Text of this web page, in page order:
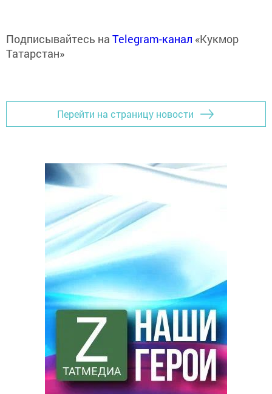
Подписывайтесь на Telegram-канал «Кукмор
Татарстан»
Перейти на страницу новости